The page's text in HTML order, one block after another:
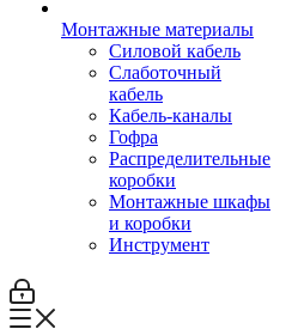
Монтажные материалы
Силовой кабель
Слаботочный
кабель
Кабель-каналы
Гофра
Распределительные
коробки
Монтажные шкафы
и коробки
Инструмент